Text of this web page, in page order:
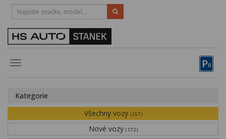
P0
Toggle
HOTLINE:
STRAKONICE-383 335 366
Obytné vozy
Kategorie
Všechny vozy (257)
Nové vozy (172)